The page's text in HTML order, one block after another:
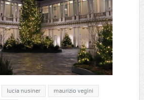
lucia nusiner maurizio vegini